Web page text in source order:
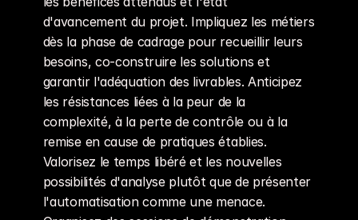
d'avancement du projet. Impliquez les métiers
dès la phase de cadrage pour recueillir leurs
besoins, co-construire les solutions et
garantir l'adéquation des livrables. Anticipez
les résistances liées à la peur de la
complexité, à la perte de contrôle ou à la
remise en cause de pratiques établies.
Valorisez le temps libéré et les nouvelles
possibilités d'analyse plutôt que de présenter
l'automatisation comme une menace.